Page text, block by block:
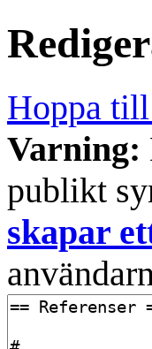
Hoppa
Varning:
publikt
skapar